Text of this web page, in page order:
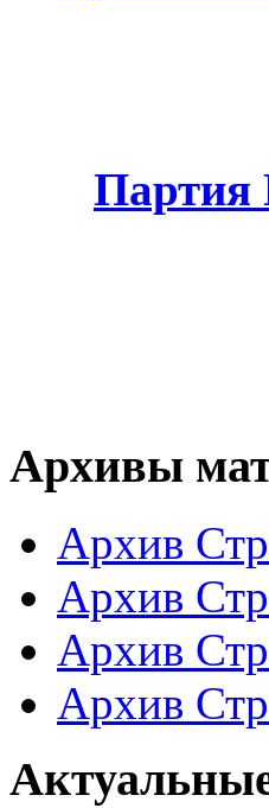
Партия
Архивы
Архив
Архив
Архив
Архив